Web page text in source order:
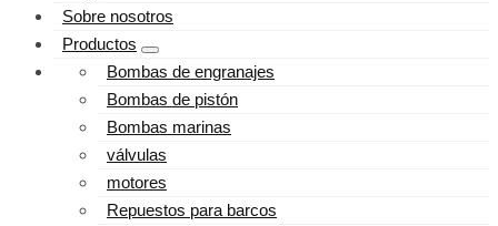
Sobre nosotros
Productos
Bombas de engranajes
Bombas de pistón
Bombas marinas
válvulas
motores
Repuestos para barcos